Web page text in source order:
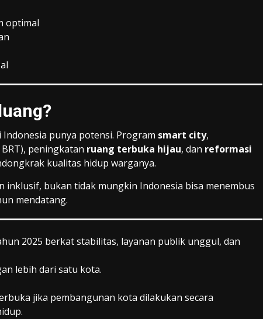
optimal
punya potensi. Program smart city,
BRT), peningkatan ruang terbuka hijau, dan reformasi
kualitas hidup warganya.
inklusif, bukan tidak mungkin Indonesia bisa menembus
mendatang.
2025 berkat stabilitas, layanan publik unggul, dan
lebih dari satu kota.
jika pembangunan kota dilakukan secara